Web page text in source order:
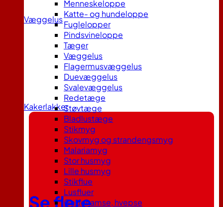
Væggelus
Kakerlakker
Se flere
Menneskeloppe
Katte- og hundeloppe
Fuglelopper
Pindsvineloppe
Tæger
Væggelus
Flagermusvæggelus
Duevæggelus
Svalevæggelus
Redetæge
Støvtæge
Bladlustæge
Stikmyg
Skovmyg og strandengsmyg
Malariamyg
Stor husmyg
Lille husmyg
Stikflue
Lusfluer
Gedehamse, hvepse